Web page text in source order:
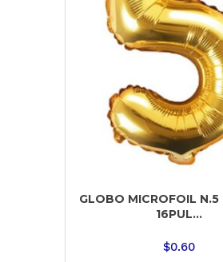
GLOBO MICROFOIL
16PUL...
$0.60